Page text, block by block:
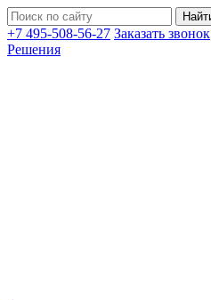
+7 495-508-56-27 Заказать звонок
Решения